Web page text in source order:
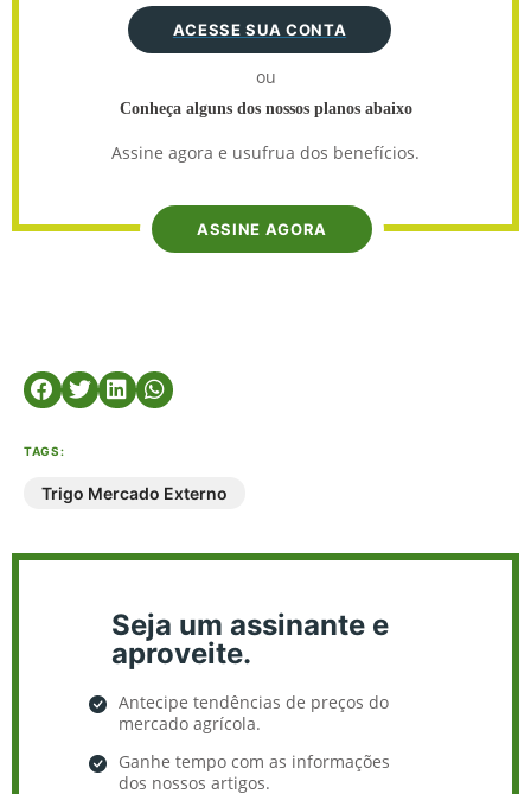
ACESSE SUA CONTA
ou
Conheça alguns dos nossos planos abaixo
Assine agora e usufrua dos benefícios.
ASSINE AGORA
TAGS:
Trigo Mercado Externo
Seja um assinante e
aproveite.
Antecipe tendências de preços do
mercado agrícola.
Ganhe tempo com as informações
dos nossos artigos.